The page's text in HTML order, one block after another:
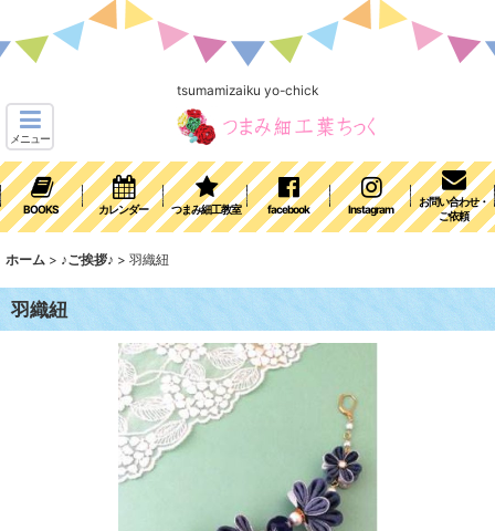
tsumamizaiku yo-chick
メニュー
BOOKS カレンダー つまみ細工教室 facebook Instagram
お問い合わせ・
ご依頼
ホーム > ♪ご挨拶♪ > 羽織紐
羽織紐